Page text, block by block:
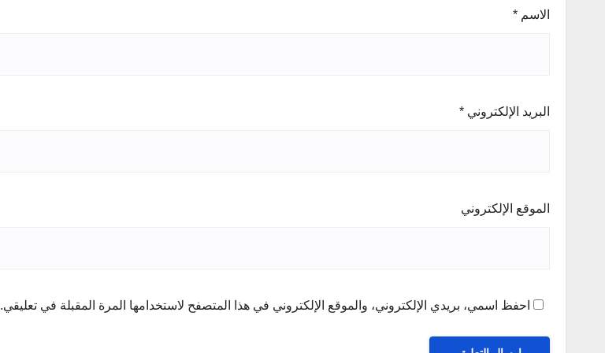
الاسم *
البريد الإلكتروني *
الموقع الإلكتروني
احفظ اسمي، بريدي الإلكتروني، والموقع الإلكتروني في هذا المتصفح لاستخدامها المرة المقبلة في تعليقي.